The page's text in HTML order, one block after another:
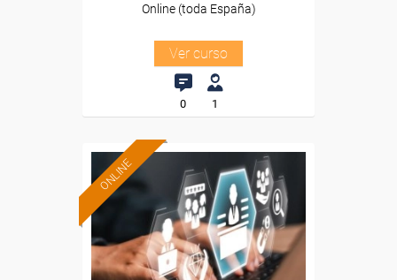
Online (toda España)
Ver curso
0 1
ONLINE
Formación 100%
subvencionada.
Para desempleados,
trabajadores y autónomos.